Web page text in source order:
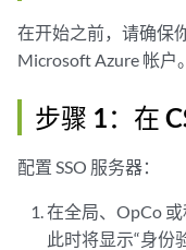
在开始之前，请确保
Microsoft Azure 帐户。
步骤 1：在
配置 SSO 服务器：
在全局、OpCo
此时将显示“身份